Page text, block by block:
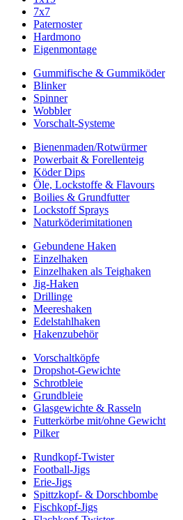
7x7
Paternoster
Hardmono
Eigenmontage
Gummifische & Gummiköder
Blinker
Spinner
Wobbler
Vorschalt-Systeme
Bienenmaden/Rotwürmer
Powerbait & Forellenteig
Köder Dips
Öle, Lockstoffe & Flavours
Boilies & Grundfutter
Lockstoff Sprays
Naturköderimitationen
Gebundene Haken
Einzelhaken
Einzelhaken als Teighaken
Jig-Haken
Drillinge
Meereshaken
Edelstahlhaken
Hakenzubehör
Vorschaltköpfe
Dropshot-Gewichte
Schrotbleie
Grundbleie
Glasgewichte & Rasseln
Futterkörbe mit/ohne Gewicht
Pilker
Rundkopf-Twister
Football-Jigs
Erie-Jigs
Spittzkopf- & Dorschbombe
Fischkopf-Jigs